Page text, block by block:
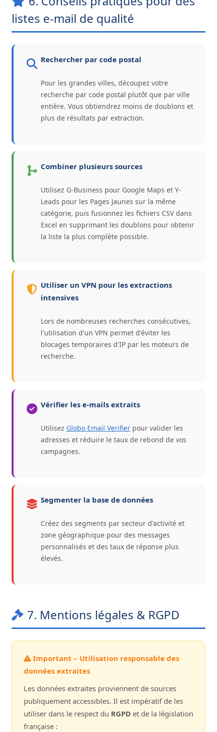
listes e-mail de qualité
Rechercher par code postal
Pour les grandes villes, découpez votre
recherche par code postal plutôt que par ville
entière. Vous obtiendrez moins de doublons et
plus de résultats par extraction.
Combiner plusieurs sources
Utilisez G-Business pour Google Maps et Y-
Leads pour les Pages Jaunes sur la même
catégorie, puis fusionnez les fichiers CSV dans
Excel en supprimant les doublons pour obtenir
la liste la plus complète possible.
Utiliser un VPN pour les extractions
intensives
Lors de nombreuses recherches consécutives,
l'utilisation d'un VPN permet d'éviter les
blocages temporaires d'IP par les moteurs de
recherche.
Vérifier les e-mails extraits
Utilisez Globo Email Verifier pour valider les
adresses et réduire le taux de rebond de vos
campagnes.
Segmenter la base de données
Créez des segments par secteur d'activité et
zone géographique pour des messages
personnalisés et des taux de réponse plus
élevés.
7. Mentions légales & RGPD
Important – Utilisation responsable des
données extraites
Les données extraites proviennent de sources
publiquement accessibles. Il est impératif de les
utiliser dans le respect du RGPD et de la législation
française :